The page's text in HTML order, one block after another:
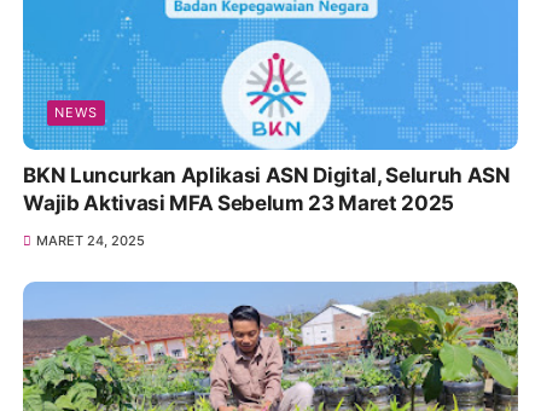
NEWS
BKN Luncurkan Aplikasi ASN Digital, Seluruh ASN
Wajib Aktivasi MFA Sebelum 23 Maret 2025
MARET 24, 2025